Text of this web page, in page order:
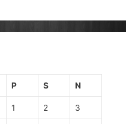
P S N
1 2 3